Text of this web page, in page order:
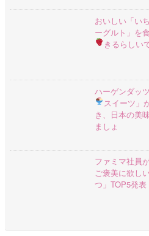
おいしい「い
ーグルト」を
きるらしい
ハーゲンダッ
スイーツ」
き、日本の美
ましょ
ファミマ社員
ご褒美に欲し
つ」TOP5発表